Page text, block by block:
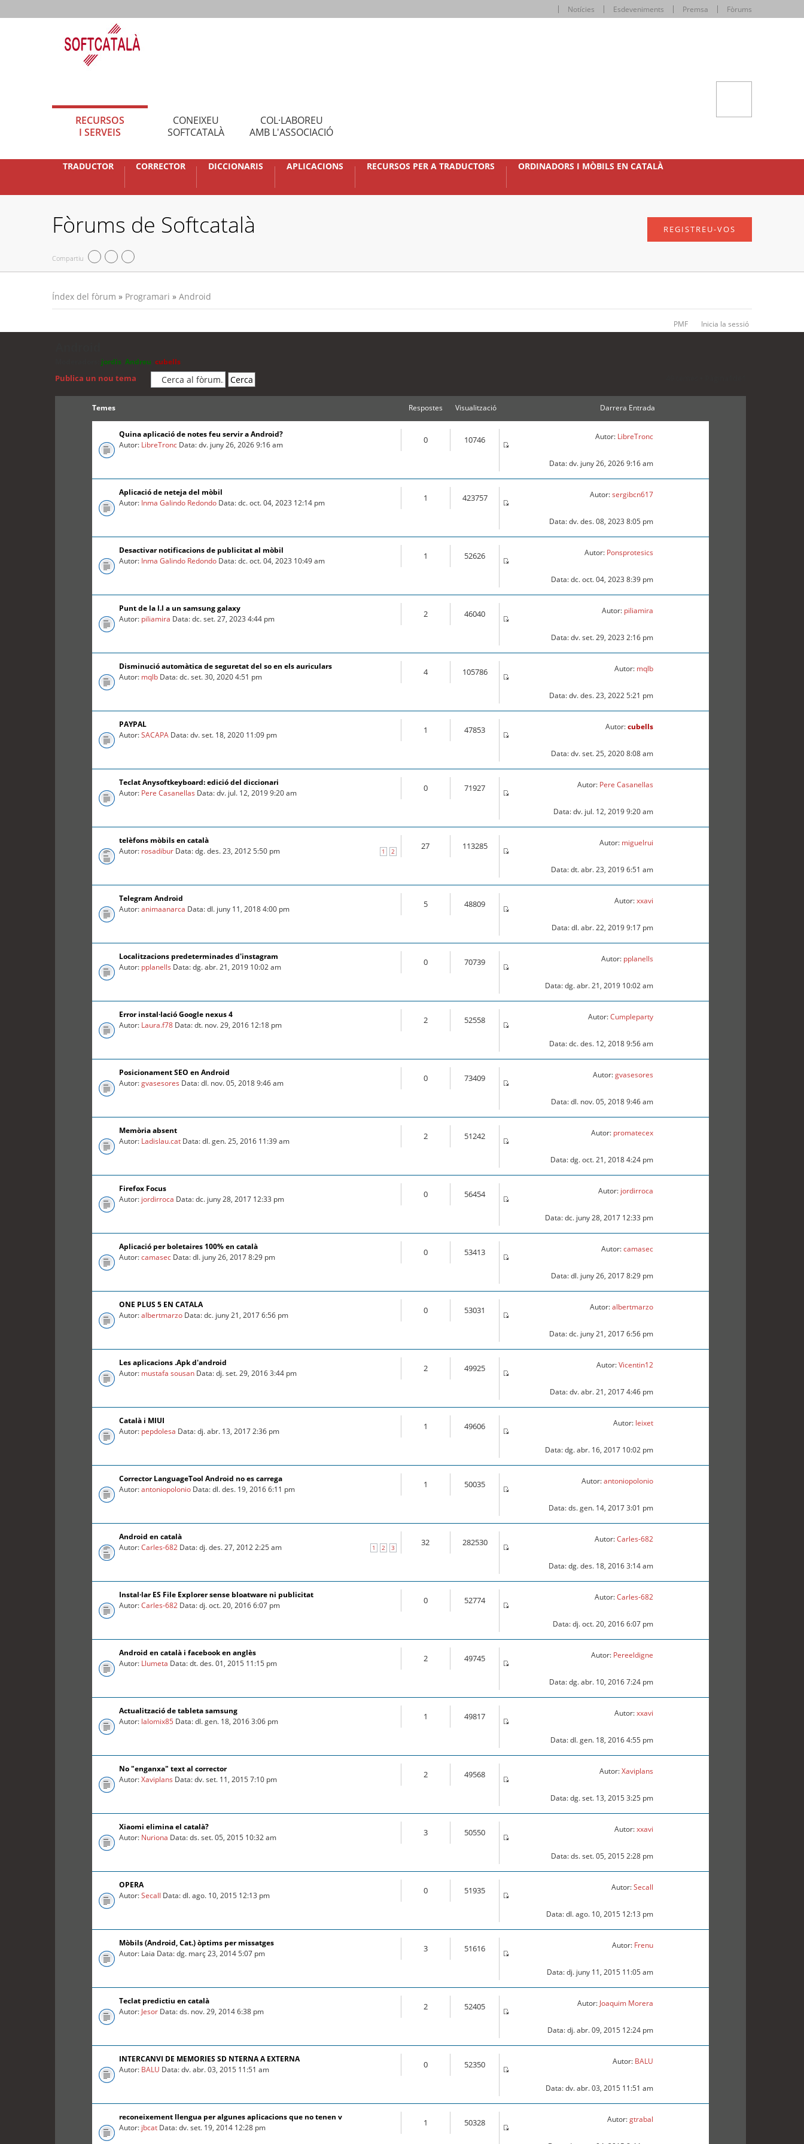
Notícies Esdeveniments Premsa Fòrums
RECURSOS
I SERVEIS
CONEIXEU
SOFTCATALÀ
COL·LABOREU
AMB L'ASSOCIACIÓ
TRADUCTOR CORRECTOR DICCIONARIS APLICACIONS RECURSOS PER A TRADUCTORS ORDINADORS I MÒBILS EN CATALÀ
Fòrums de Softcatalà
Compartiu
REGISTREU-VOS
Índex del fòrum » Programari » Android
PMF Inicia la sessió
jordis Andreu cubells
Publica un nou tema
Temes Respostes Visualització Darrera Entrada
Quina aplicació de notes feu servir a Android?
Autor: LibreTronc Data: dv. juny 26, 2026 9:16 am 0 10746 Autor: LibreTronc
Data: dv. juny 26, 2026 9:16 am
Aplicació de neteja del mòbil
Autor: Inma Galindo Redondo Data: dc. oct. 04, 2023 12:14 pm 1 423757 Autor:sergibcn617
Data: dv. des. 08, 2023 8:05 pm
Desactivar notificacions de publicitat al mòbil
Autor: Inma Galindo Redondo Data: dc. oct. 04, 2023 10:49 am 1 52626 Autor: Ponsprotesics
Data: dc. oct. 04, 2023 8:39 pm
Punt de la l.l a un samsung galaxy
Autor: piliamira Data: dc. set. 27, 2023 4:44 pm 2 46040 Autor: piliamira
Data: dv. set. 29, 2023 2:16 pm
Disminució automàtica de seguretat del so en els auriculars
Autor: mqlb Data: dc. set. 30, 2020 4:51 pm 4 105786 Autor: mqlb
Data: dv. des. 23, 2022 5:21 pm
PAYPAL
Autor:SACAPA Data: dv. set. 18, 2020 11:09 pm 1 47853 Autor:cubells
Data: dv. set. 25, 2020 8:08 am
Teclat Anysoftkeyboard: edició del diccionari
Autor: Pere Casanellas Data: dv. jul. 12, 2019 9:20 am 0 71927 Autor: Pere Casanellas
Data: dv. jul. 12, 2019 9:20 am
telèfons mòbils en català
1 2
Autor: rosadibur Data: dg. des. 23, 2012 5:50 pm 27 113285 Autor: miguelrui
Data: dt. abr. 23, 2019 6:51 am
Telegram Android
Autor:animaanarca Data: dl. juny 11, 2018 4:00 pm 5 48809 Autor:xxavi
Data: dl. abr. 22, 2019 9:17 pm
Localitzacions predeterminades d'instagram
Autor: pplanells Data: dg. abr. 21, 2019 10:02 am 0 70739 Autor: pplanells
Data: dg. abr. 21, 2019 10:02 am
Error instal·lació Google nexus 4
Autor: Laura.f78 Data: dt. nov. 29, 2016 12:18 pm 2 52558 Autor:Cumpleparty
Data: dc. des. 12, 2018 9:56 am
Posicionament SEO en Android
Autor:gvasesores Data: dl. nov. 05, 2018 9:46 am 0 73409 Autor:gvasesores
Data: dl. nov. 05, 2018 9:46 am
Memòria absent
Autor: Ladislau.cat Data: dl. gen. 25, 2016 11:39 am 2 51242 Autor: promatecex
Data: dg. oct. 21, 2018 4:24 pm
Firefox Focus
Autor: jordirroca Data: dc. juny 28, 2017 12:33 pm 0 56454 Autor: jordirroca
Data: dc. juny 28, 2017 12:33 pm
Aplicació per boletaires 100% en català
Autor:camasec Data: dl. juny 26, 2017 8:29 pm 0 53413 Autor:camasec
Data: dl. juny 26, 2017 8:29 pm
ONE PLUS 5 EN CATALA
Autor:albertmarzo Data: dc. juny 21, 2017 6:56 pm 0 53031 Autor:albertmarzo
Data: dc. juny 21, 2017 6:56 pm
Les aplicacions .Apk d'android
Autor: mustafa sousan Data: dj. set. 29, 2016 3:44 pm 2 49925 Autor:Vicentin12
Data: dv. abr. 21, 2017 4:46 pm
Català i MIUI
Autor: pepdolesa Data: dj. abr. 13, 2017 2:36 pm 1 49606 Autor: leixet
Data: dg. abr. 16, 2017 10:02 pm
Corrector LanguageTool Android no es carrega
Autor:antoniopolonio Data: dl. des. 19, 2016 6:11 pm 1 50035 Autor:antoniopolonio
Data: ds. gen. 14, 2017 3:01 pm
Android en català
1 2 3
Autor:Carles-682 Data: dj. des. 27, 2012 2:25 am 32 282530 Autor:Carles-682
Data: dg. des. 18, 2016 3:14 am
Instal·lar ES File Explorer sense bloatware ni publicitat
Autor:Carles-682 Data: dj. oct. 20, 2016 6:07 pm 0 52774 Autor:Carles-682
Data: dj. oct. 20, 2016 6:07 pm
Android en català i facebook en anglès
Autor: Llumeta Data: dt. des. 01, 2015 11:15 pm 2 49745 Autor: Pereeldigne
Data: dg. abr. 10, 2016 7:24 pm
Actualització de tableta samsung
Autor: lalomix85 Data: dl. gen. 18, 2016 3:06 pm 1 49817 Autor:xxavi
Data: dl. gen. 18, 2016 4:55 pm
No "enganxa" text al corrector
Autor:Xaviplans Data: dv. set. 11, 2015 7:10 pm 2 49568 Autor:Xaviplans
Data: dg. set. 13, 2015 3:25 pm
Xiaomi elimina el català?
Autor: Nuriona Data: ds. set. 05, 2015 10:32 am 3 50550 Autor:xxavi
Data: ds. set. 05, 2015 2:28 pm
OPERA
Autor:Secall Data: dl. ago. 10, 2015 12:13 pm 0 51935 Autor:Secall
Data: dl. ago. 10, 2015 12:13 pm
Mòbils (Android, Cat.) òptims per missatges
Autor: Laia Data: dg. març 23, 2014 5:07 pm
3 51616 Autor: Frenu
Data: dj. juny 11, 2015 11:05 am
Teclat predictiu en català
Autor: Jesor Data: ds. nov. 29, 2014 6:38 pm 2 52405 Autor: Joaquim Morera
Data: dj. abr. 09, 2015 12:24 pm
INTERCANVI DE MEMORIES SD NTERNA A EXTERNA
Autor: BALU Data: dv. abr. 03, 2015 11:51 am 0 52350 Autor: BALU
Data: dv. abr. 03, 2015 11:51 am
reconeixement llengua per algunes aplicacions que no tenen v
Autor: jbcat Data: dv. set. 19, 2014 12:28 pm 1 50328 Autor:gtrabal